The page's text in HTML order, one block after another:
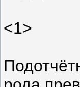
<1>